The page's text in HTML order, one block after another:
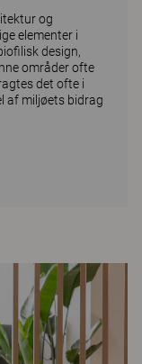
og
elementer i
design,
områder ofte
det ofte i
af miljøets bidrag